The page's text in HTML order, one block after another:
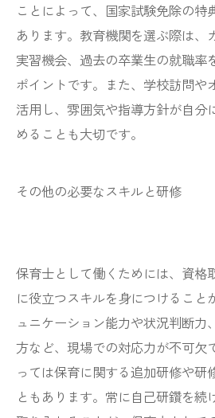
ことによって、国家試験免除の特
あります。教育機関を選ぶ際は、
実習機会、過去の卒業生の就職率
ポイントです。また、学校訪問や
活用し、雰囲気や指導方針が自分
めることも大切です。
その他の必要なスキルと研修
保育士として働くためには、資格
に役立つスキルを身につけること
ュニケーション能力や状況判断力
方など、現場での対応力が不可欠
っては保育に関する追加研修や研
ともあります。常に自己研鑽を続